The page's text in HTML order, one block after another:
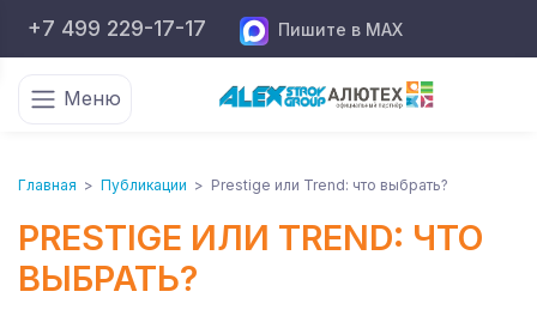
+7 499 229-17-17 Пишите в MAX
Меню
Главная > Публикации > Prestige или Trend: что выбрать?
PRESTIGE ИЛИ TREND: ЧТО
ВЫБРАТЬ?